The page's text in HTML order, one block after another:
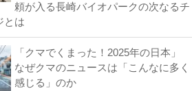
頼が入る長崎バイオパークの次なるチ
とは
「クマでくまった！2025年の日本」
なぜクマのニュースは「こんなに多く
感じる」のか